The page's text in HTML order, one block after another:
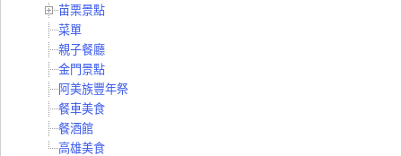
苗栗景點
菜單
親子餐廳
金門景點
阿美族豐年祭
餐車美食
餐酒館
高雄美食